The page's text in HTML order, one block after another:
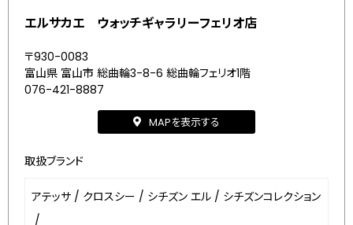
エルサカエ ウォッチギャラリーフェリオ店
〒930-0083
富山県 富山市 総曲輪3-8-6 総曲輪フェリオ1階
076-421-8887
MAPを表示する
取扱ブランド
アテッサ / クロスシー / シチズン エル / シチズンコレクション
/